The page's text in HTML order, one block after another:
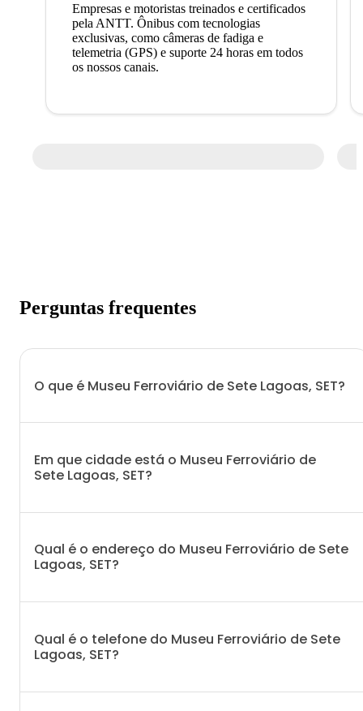
Empresas e motoristas treinados e certificados
pela ANTT. Ônibus com tecnologias
exclusivas, como câmeras de fadiga e
telemetria (GPS) e suporte 24 horas em todos
os nossos canais.
Perguntas frequentes
O que é Museu Ferroviário de Sete Lagoas, SET?
Em que cidade está o Museu Ferroviário de
Sete Lagoas, SET?
Qual é o endereço do Museu Ferroviário de Sete
Lagoas, SET?
Qual é o telefone do Museu Ferroviário de Sete
Lagoas, SET?